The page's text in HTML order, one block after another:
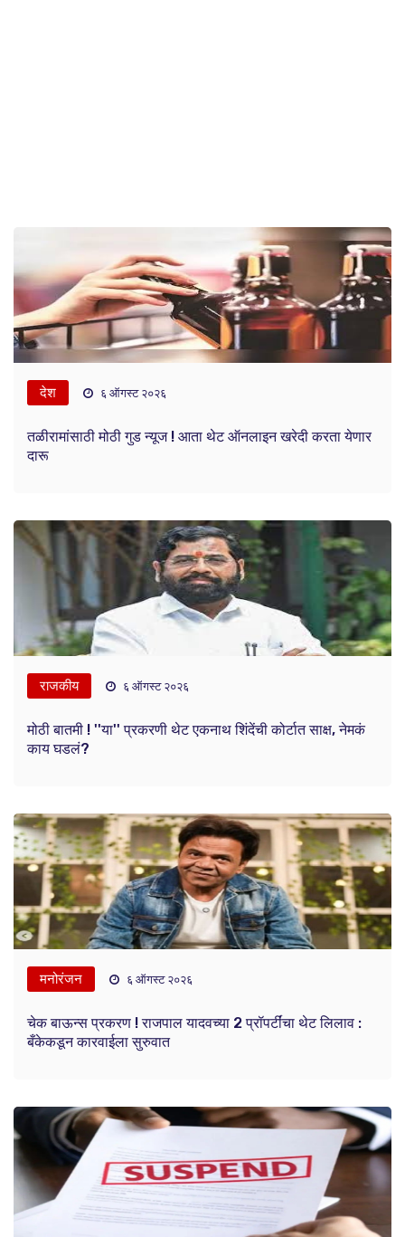
देश ६ ऑगस्ट २०२६
तळीरामांसाठी मोठी गुड न्यूज ! आता थेट ऑनलाइन खरेदी करता येणार
दारू
राजकीय ६ ऑगस्ट २०२६
मोठी बातमी ! ''या'' प्रकरणी थेट एकनाथ शिंदेंची कोर्टात साक्ष, नेमकं
काय घडलं?
मनोरंजन ६ ऑगस्ट २०२६
चेक बाऊन्स प्रकरण ! राजपाल यादवच्या 2 प्रॉपर्टींचा थेट लिलाव :
बँकेकडून कारवाईला सुरुवात